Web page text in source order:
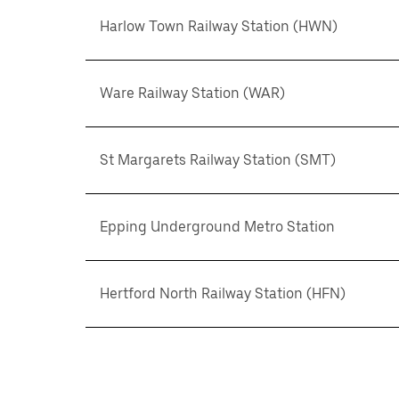
Harlow Town Railway Station (HWN)
Ware Railway Station (WAR)
St Margarets Railway Station (SMT)
Epping Underground Metro Station
Hertford North Railway Station (HFN)